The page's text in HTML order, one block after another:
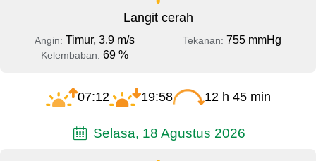
Langit cerah
Angin: Timur, 3.9 m/s Tekanan: 755 mmHg
Kelembaban: 69 %
07:12 19:58 12 h 45 min
Selasa, 18 Agustus 2026